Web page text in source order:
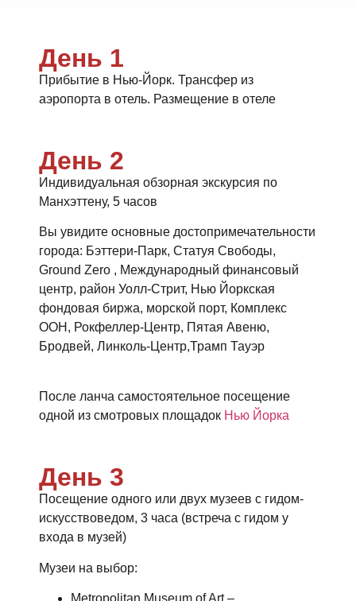
День 1
Прибытие в Нью-Йорк. Трансфер из
аэропорта в отель. Размещение в отеле
День 2
Индивидуальная обзорная экскурсия по
Манхэттену, 5 часов
Вы увидите основные достопримечательности
города: Бэттери-Парк, Статуя Свободы,
Ground Zero , Международный финансовый
центр, район Уолл-Стрит, Нью Йоркская
фондовая биржа, морской порт, Комплекс
ООН, Рокфеллер-Центр, Пятая Авеню,
Бродвей, Линколь-Центр,Трамп Тауэр
После ланча самостоятельное посещение
одной из смотровых площадок Нью Йорка
День 3
Посещение одного или двух музеев с гидом-
искусствоведом, 3 часа (встреча с гидом у
входа в музей)
Музеи на выбор:
Metropolitan Museum of Art –